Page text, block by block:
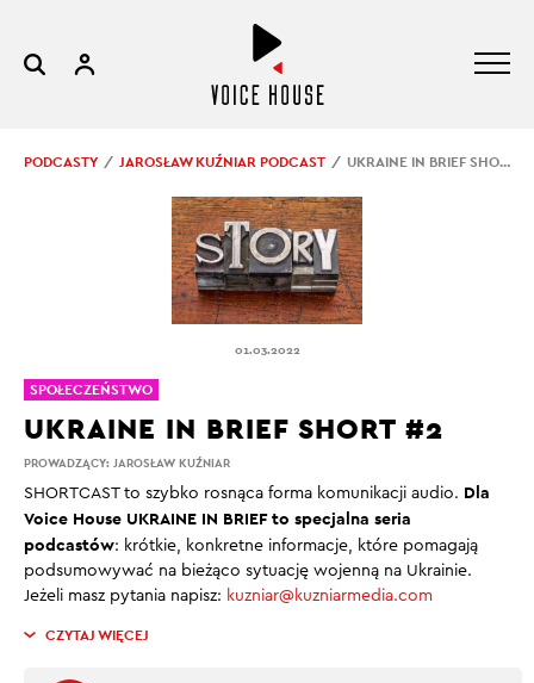
PODCASTY JAROSŁAW KUŹNIAR PODCAST UKRAINE IN BRIEF SHORT #2
01.03.2022
PROWADZĄCY: JAROSŁAW KUŹNIAR
UKRAINE IN BRIEF SHORT #2
SHORTCAST to szybko rosnąca forma komunikacji audio. Dla
Voice House UKRAINE IN BRIEFto specjalna seria
podcastów: krótkie, konkretne informacje, które pomagają
podsumowywać na bieżąco sytuację wojenną na Ukrainie.
Jeżeli masz pytania napisz: kuzniar@kuzniarmedia.com
CZYTAJ WIĘCEJ
SPOŁECZEŃSTWO